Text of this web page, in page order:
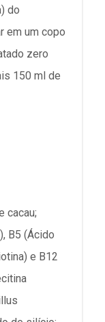
do
em um copo
zero
150 ml de
cacau;
B5 (Ácido
e B12